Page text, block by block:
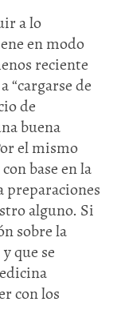
a lo
en modo
reciente
“cargarse de
de
buena
el mismo
base en la
preparaciones
alguno. Si
sobre la
que se
con los